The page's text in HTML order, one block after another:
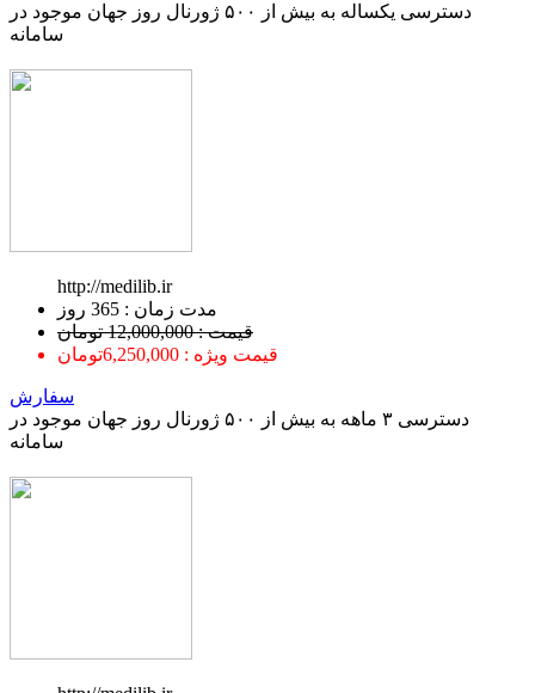
دسترسی یکساله به بیش از ۵۰۰ ژورنال روز جهان موجود در
سامانه
http://medilib.ir
ﻣﺪﺕ ﺯﻣﺎﻥ : 365 ﺭﻭﺯ
قیمت : 12,000,000 تومان
قیمت ویژه : 6,250,000تومان
سفارش
دسترسی ۳ ماهه به بیش از ۵۰۰ ژورنال روز جهان موجود در
سامانه